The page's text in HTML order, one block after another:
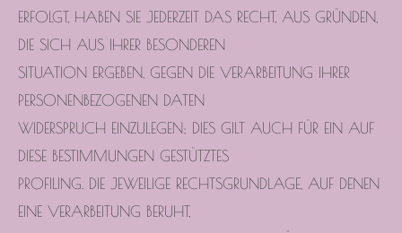
ERFOLGT, HABEN SIE JEDERZEIT DAS RECHT, AUS GRÜNDEN,
DIE SICH AUS IHRER BESONDEREN
SITUATION ERGEBEN, GEGEN DIE VERARBEITUNG IHRER
PERSONENBEZOGENEN DATEN
WIDERSPRUCH EINZULEGEN; DIES GILT AUCH FÜR EIN AUF
DIESE BESTIMMUNGEN GESTÜTZTES
PROFILING. DIE JEWEILIGE RECHTSGRUNDLAGE, AUF DENEN
EINE VERARBEITUNG BERUHT,